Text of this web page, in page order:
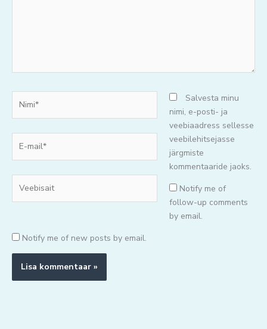
mail*
Salvesta minu
nimi, e-posti- ja
veebiaadress sellesse
veebilehitsejasse
järgmiste
kommentaaride jaoks.
Notify me of
follow-up comments
by email.
Notify me of new posts by email.